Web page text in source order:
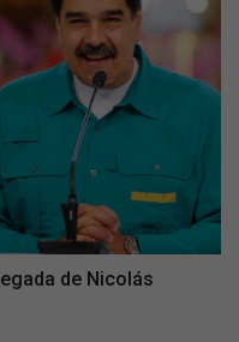
de Nicolás